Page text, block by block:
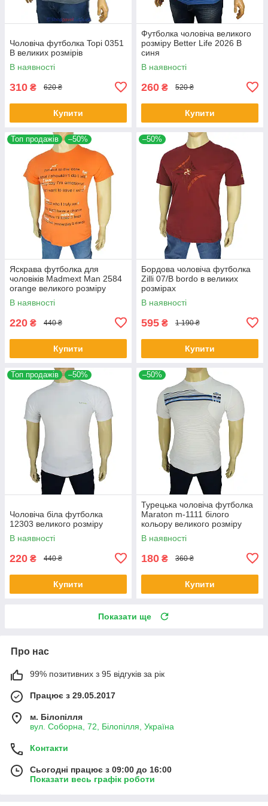
Чоловіча футболка Topi 0351
B великих розмірів
В наявності
310 ₴ 620 ₴
Купити
Футболка чоловіча великого
розміру Better Life 2026 В
синя
В наявності
260 ₴ 520 ₴
Купити
Топ продажів –50%
Яскрава футболка для
чоловіків Madmext Man 2584
orange великого розміру
В наявності
220 ₴ 440 ₴
Купити
–50%
Бордова чоловіча футболка
Zilli 07/В bordo в великих
розмірах
В наявності
595 ₴ 1 190 ₴
Купити
Топ продажів –50%
Чоловіча біла футболка
12303 великого розміру
В наявності
220 ₴ 440 ₴
Купити
–50%
Турецька чоловіча футболка
Maraton m-1111 білого
кольору великого розміру
В наявності
180 ₴ 360 ₴
Купити
Показати ще
Про нас
99% позитивних з 95 відгуків за рік
Працює з 29.05.2017
м. Білопілля
вул. Соборна, 72, Білопілля, Україна
Контакти
Сьогодні працює з 09:00 до 16:00
Показати весь графік роботи